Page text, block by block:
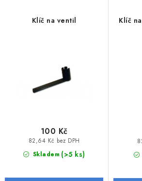
ZNAČKYKlíč na ventil
Skladem (>5 ks)
82,64 Kč bez DPH
100 Kč
Klíč